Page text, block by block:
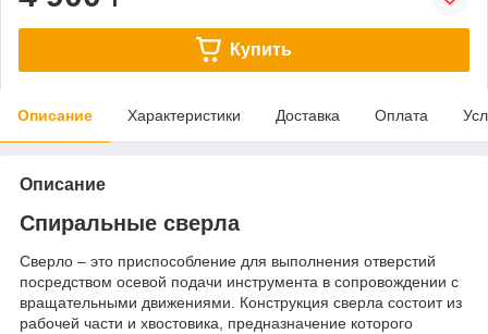
Купить
Описание Характеристики Доставка Оплата
Описание
Спиральные сверла
Сверло – это приспособление для выполнения отверстий
посредством осевой подачи инструмента в сопровождении с
вращательными движениями. Конструкция сверла состоит из
рабочей части и хвостовика, предназначение которого